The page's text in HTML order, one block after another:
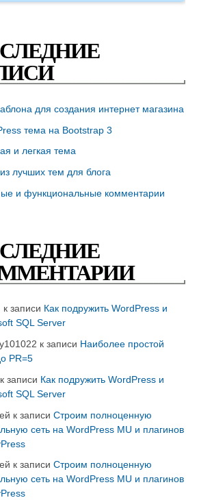
для создания интернет магазина
тема на Bootstrap 3
и легкая тема
лучших тем для блога
и функциональные комментарии
к записи Как подружить WordPress и
SQL Server
к записи Наиболее простой
PR=5
записи Как подружить WordPress и
SQL Server
к записи Строим полноценную
сеть на WordPress MU и плагинов
к записи Строим полноценную
сеть на WordPress MU и плагинов